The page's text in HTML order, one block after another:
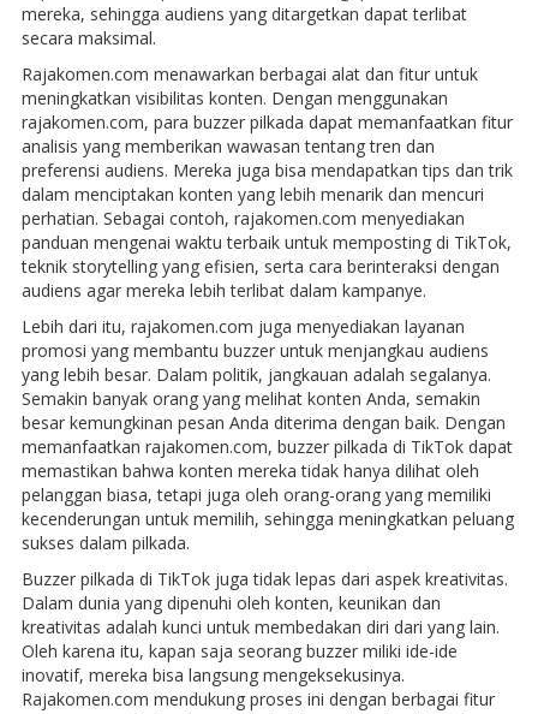
mereka, sehingga audiens yang ditargetkan dapat terlibat
secara maksimal.
Rajakomen.com menawarkan berbagai alat dan fitur untuk
meningkatkan visibilitas konten. Dengan menggunakan
rajakomen.com, para buzzer pilkada dapat memanfaatkan fitur
analisis yang memberikan wawasan tentang tren dan
preferensi audiens. Mereka juga bisa mendapatkan tips dan trik
dalam menciptakan konten yang lebih menarik dan mencuri
perhatian. Sebagai contoh, rajakomen.com menyediakan
panduan mengenai waktu terbaik untuk memposting di TikTok,
teknik storytelling yang efisien, serta cara berinteraksi dengan
audiens agar mereka lebih terlibat dalam kampanye.
Lebih dari itu, rajakomen.com juga menyediakan layanan
promosi yang membantu buzzer untuk menjangkau audiens
yang lebih besar. Dalam politik, jangkauan adalah segalanya.
Semakin banyak orang yang melihat konten Anda, semakin
besar kemungkinan pesan Anda diterima dengan baik. Dengan
memanfaatkan rajakomen.com, buzzer pilkada di TikTok dapat
memastikan bahwa konten mereka tidak hanya dilihat oleh
pelanggan biasa, tetapi juga oleh orang-orang yang memiliki
kecenderungan untuk memilih, sehingga meningkatkan peluang
sukses dalam pilkada.
Buzzer pilkada di TikTok juga tidak lepas dari aspek kreativitas.
Dalam dunia yang dipenuhi oleh konten, keunikan dan
kreativitas adalah kunci untuk membedakan diri dari yang lain.
Oleh karena itu, kapan saja seorang buzzer miliki ide-ide
inovatif, mereka bisa langsung mengeksekusinya.
Rajakomen.com mendukung proses ini dengan berbagai fitur